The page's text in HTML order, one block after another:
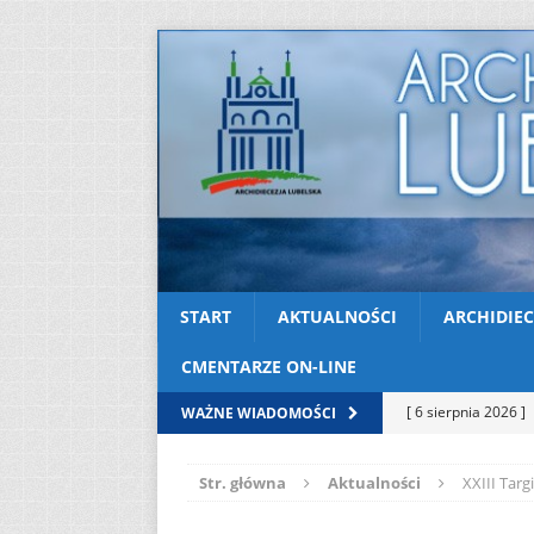
START AKTUALNOŚCI
CMENTARZE ON-LINE
WAŻNE WIADOMOŚCI [ 6 sierpnia 2026 ]
AKTUALNOŚCI
Str. główna Aktualności XXIII